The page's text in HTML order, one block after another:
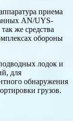
приема
АN/UYS-
же средства
обороны
лодок и
для
обнаружения
грузов.